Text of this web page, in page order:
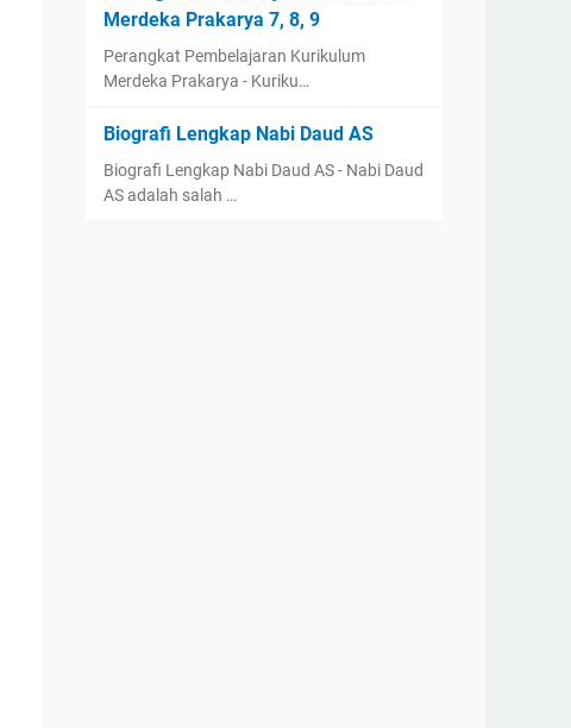
Merdeka Prakarya 7, 8, 9
Perangkat Pembelajaran Kurikulum
Merdeka Prakarya - Kuriku…
Biografi Lengkap Nabi Daud AS
Biografi Lengkap Nabi Daud AS - Nabi Daud
AS adalah salah …